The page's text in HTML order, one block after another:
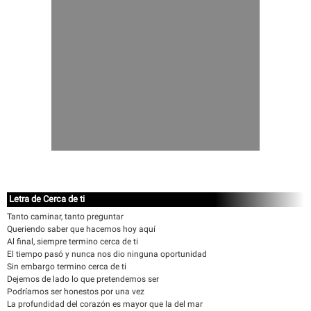
Letra de Cerca de ti
Tanto caminar, tanto preguntar
Queriendo saber que hacemos hoy aquí
Al final, siempre termino cerca de ti
El tiempo pasó y nunca nos dio ninguna oportunidad
Sin embargo termino cerca de ti
Dejemos de lado lo que pretendemos ser
Podríamos ser honestos por una vez
La profundidad del corazón es mayor que la del mar